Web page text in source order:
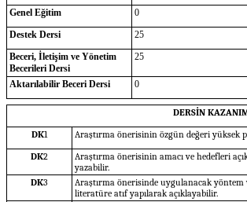
Genel Eğitim
0
Destek Dersi
25
Beceri, İletişim ve Yönetim
Becerileri Dersi
25
Aktarılabilir Beceri Dersi 0
DERSİN
DK1
Araştırma önerisinin özgün değeri yüksek
DK2
Araştırma önerisinin amacı ve hedefleri
yazabilir.
DK3
Araştırma önerisinde uygulanacak
literatüre atıf yapılarak açıklayabilir.